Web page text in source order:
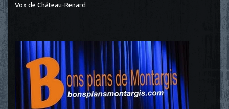
Vox de Château-Renard